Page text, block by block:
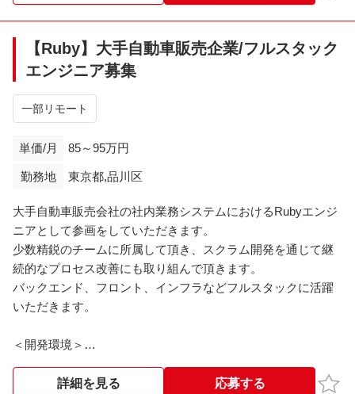
【Ruby】大手自動車販売企業/フルスタック
エンジニア募集
一部リモート
単価/月 85～95万円
勤務地 東京都,品川区
大手自動車販売会社の社内業務システムにおけるRubyエンジ
ニアとして参画をしていただきます。
少数精鋭のチームに所属して頂き、スクラム開発を通じて継
続的なプロセス改善にも取り組んで頂きます。
バックエンド、フロント、インフラなどフルスタックに活躍
いただきます。
＜開発環境＞
・FW：RoR、Flutter
詳細を見る 応募する お気